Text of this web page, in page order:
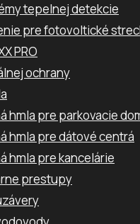
tepelnej detekcie
pre fotovoltické
PRO
ochrany
hmla pre parkovacie
hmla pre dátové centrá
hmla pre kancelárie
prestupy